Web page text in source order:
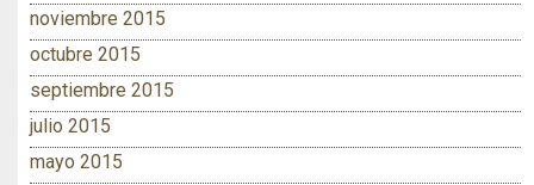
noviembre 2015
octubre 2015
septiembre 2015
julio 2015
mayo 2015